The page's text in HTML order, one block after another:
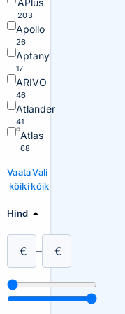
APlus
203
Apollo
26
Aptany
17
ARIVO
46
Atlander
41
Atlas
68
Vaata
kõiki
Vali
kõik
Hind
€ – €